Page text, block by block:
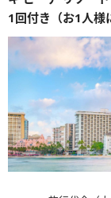
1回付き（お1人様